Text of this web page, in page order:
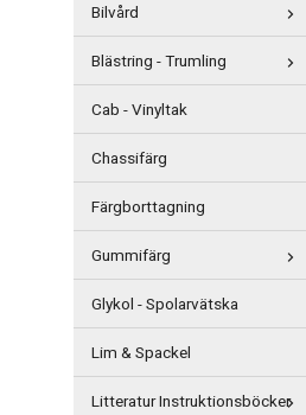
Bilvård
Blästring - Trumling
Cab - Vinyltak
Chassifärg
Färgborttagning
Gummifärg
Glykol - Spolarvätska
Lim & Spackel
Litteratur Instruktionsböcker